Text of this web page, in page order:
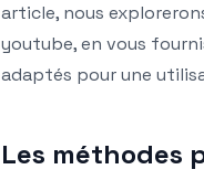
article, nous
youtube, en vous
adaptés pour une
Les méthodes